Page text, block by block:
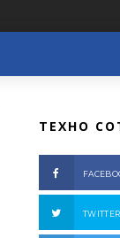
ТЕХНО
TWITTER